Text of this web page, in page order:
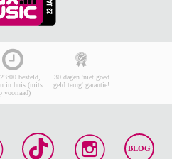
besteld,
in huis (mits
voorraad)
30 dagen 'niet goed
geld terug' garantie!
BLOG